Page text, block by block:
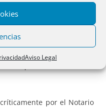
Aviso Legal
la Administración catalana
citando en apoyo de
de una obra nueva y
V0148-06 referente a la
por el Notario